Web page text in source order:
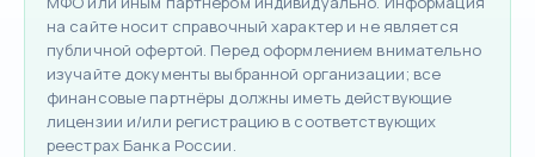
на сайте носит справочный характер и не является
публичной офертой. Перед оформлением внимательно
изучайте документы выбранной организации; все
финансовые партнёры должны иметь действующие
лицензии и/или регистрацию в соответствующих
реестрах Банка России.